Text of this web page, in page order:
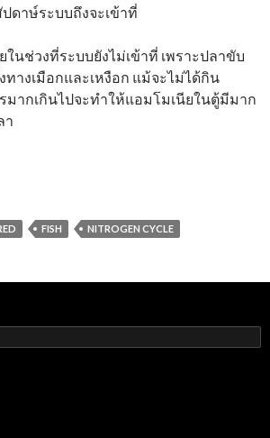
ปดาษ์ระบบถึงจะเข้าที่
นช่วงที่ระบบยังไม่เข้าที่ เพราะปลาขับ
ทางเมือกและเหงือก แม้จะไม่ได้กิน
มากเกินไปจะทำให้แอมโมเนียในตู้มีมาก
า
FISH NITROGEN CYCLE